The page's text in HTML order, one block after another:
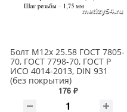
Болт М12х 25.58 ГОСТ 7805-
70, ГОСТ 7798-70, ГОСТ Р
ИСО 4014-2013, DIN 931
(без покрытия)
176 ₽